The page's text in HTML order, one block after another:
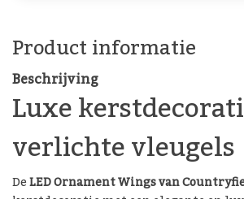
Product informatie
Beschrijving
Luxe
verlichte vleugels
DeLED Ornament Wings van